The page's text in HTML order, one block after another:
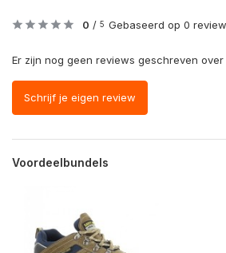
0 / 5 Gebaseerd op 0
Er zijn nog geen reviews geschreven over
Schrijf je eigen review
Voordeelbundels